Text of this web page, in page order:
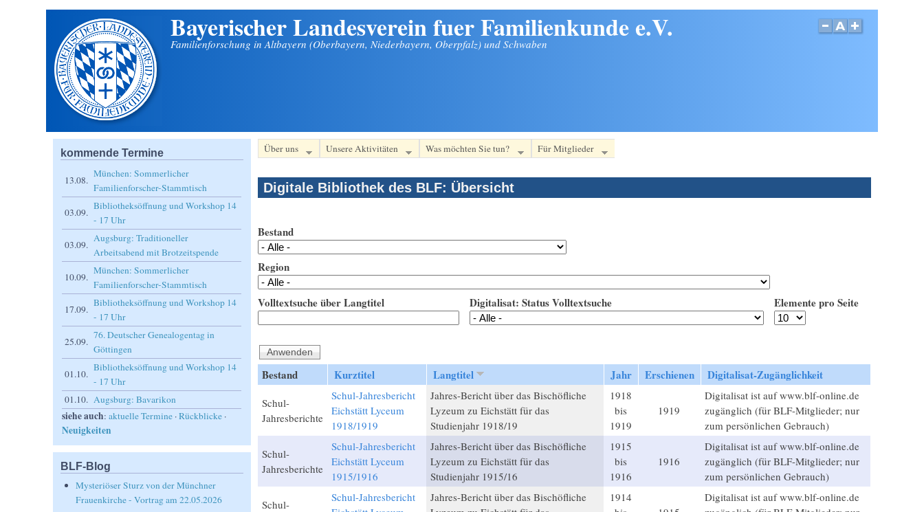
Bayerischer Landesverein fuer Familienkunde e.V.
Familienforschung in Altbayern (Oberbayern, Niederbayern, Oberpfalz) und Schwaben
Über uns Unsere Aktivitäten Was möchten Sie tun? Für Mitglieder
Digitale Bibliothek des BLF: Übersicht
Bestand
Region
Volltextsuche über Langtitel Digitalisat: Status Volltextsuche Elemente pro Seite
Bestand Kurztitel Langtitel Jahr Erschienen Digitalisat-Zugänglichkeit
Schul-
Jahresberichte
Schul-Jahresbericht
Eichstätt Lyceum
1918/1919
Jahres-Bericht über das Bischöfliche
Lyzeum zu Eichstätt für das
Studienjahr 1918/19
1918
bis
1919
1919
Digitalisat ist auf www.blf-online.de
zugänglich (für BLF-Mitglieder; nur
zum persönlichen Gebrauch)
Schul-
Jahresberichte
Schul-Jahresbericht
Eichstätt Lyceum
1915/1916
Jahres-Bericht über das Bischöfliche
Lyzeum zu Eichstätt für das
Studienjahr 1915/16
1915
bis
1916
1916
Digitalisat ist auf www.blf-online.de
zugänglich (für BLF-Mitglieder; nur
zum persönlichen Gebrauch)
Schul-
Schul-Jahresbericht
Jahres-Bericht über das Bischöfliche
1914
Digitalisat ist auf www.blf-online.de
kommende Termine
13.08.
München: Sommerlicher
Familienforscher-Stammtisch
03.09.
Bibliotheksöffnung und Workshop 14
- 17 Uhr
03.09.
Augsburg: Traditioneller
Arbeitsabend mit Brotzeitspende
10.09.
München: Sommerlicher
Familienforscher-Stammtisch
17.09.
Bibliotheksöffnung und Workshop 14
- 17 Uhr
25.09.
76. Deutscher Genealogentag in
Göttingen
01.10.
Bibliotheksöffnung und Workshop 14
- 17 Uhr
01.10. Augsburg: Bavarikon
siehe auch:aktuelle Termine ·Rückblicke ·
Neuigkeiten
BLF-Blog
Mysteriöser Sturz von der Münchner
Frauenkirche - Vortrag am 22.05.2026